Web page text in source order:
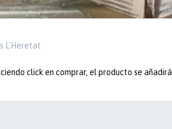
L'Heretat
click en comprar, el producto se añadirá